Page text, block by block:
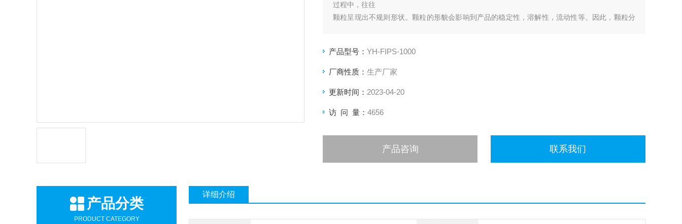
过程中，往往
颗粒呈现出不规则形状。颗粒的形貌会影响到产品的稳定性，溶解性，流动性等。因此，颗粒分
速相机实时采集图片。
产品型号： YH-FIPS-1000
厂商性质： 生产厂家
更新时间： 2023-04-20
访 问 量： 4656
产品咨询 联系我们
产品分类
PRODUCT CATEGORY
详细介绍